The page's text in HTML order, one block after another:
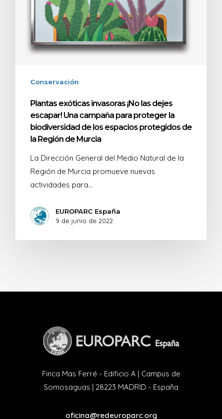
Conservación
Plantas exóticas invasoras ¡No las dejes
escapar! Una campaña para proteger la
biodiversidad de los espacios protegidos de
la Región de Murcia
La Dirección General del Medio Natural de la
Región de Murcia promueve nuevas
actividades para…
EUROPARC España
9 de junio de 2022
Finca Mas Ferré - Edificio A | Campus de
Somosaguas | 28223 MADRID - España
oficina@redeuroparc.org